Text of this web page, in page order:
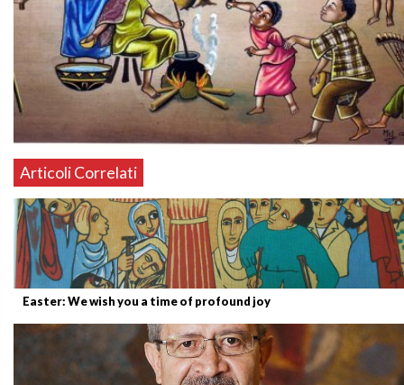
Articoli Correlati
Easter: We wish you a time of profound joy